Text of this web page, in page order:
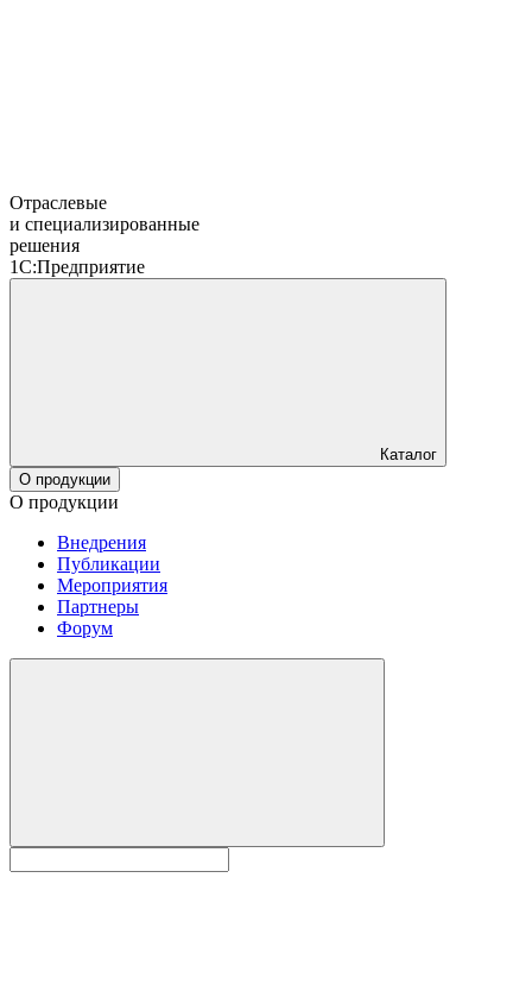
Отраслевые
и специализированные
решения
1С:Предприятие
Каталог
О продукции
О продукции
Внедрения
Публикации
Мероприятия
Партнеры
Форум